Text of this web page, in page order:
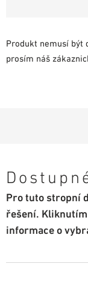
Produkt nemusí být
prosím náš
Pro tuto stropní
řešení.
informace o